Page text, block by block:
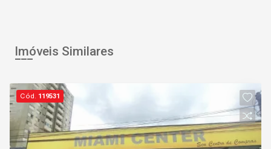
Imóveis Similares
Cód. 119531